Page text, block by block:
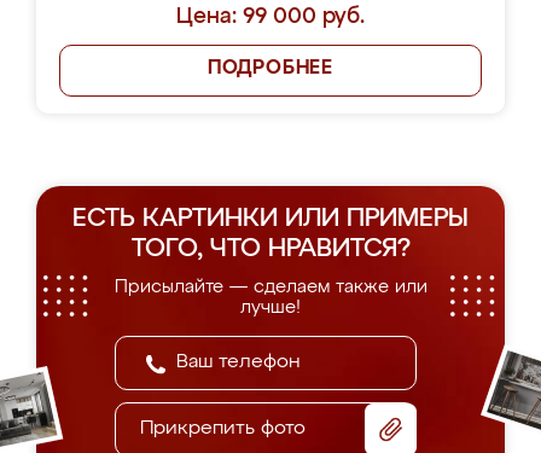
Цена: 99 000 руб.
ПОДРОБНЕЕ
ЕСТЬ КАРТИНКИ ИЛИ ПРИМЕРЫ
ТОГО, ЧТО НРАВИТСЯ?
Присылайте — сделаем также или
лучше!
Прикрепить фото